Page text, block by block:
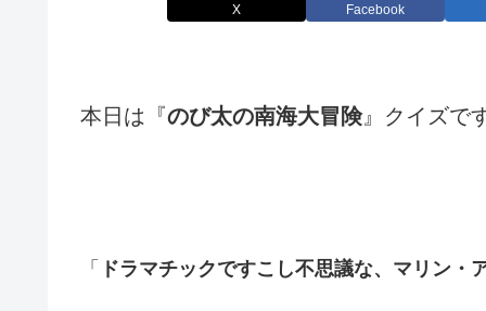
X Facebook
本日は『のび太の南海大冒険』クイズで
「 ドラマチックですこし不思議な、マリン・